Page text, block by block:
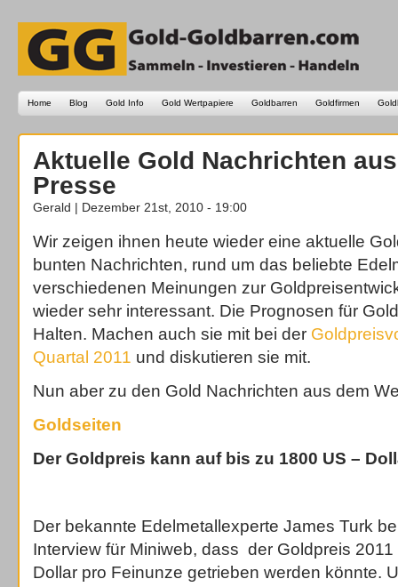
Home Blog Gold Info Gold Wertpapiere Goldbarren Goldfirmen
Aktuelle Gold Nachrichten
Presse
Gerald | Dezember 21st, 2010 - 19:00
Wir zeigen ihnen heute wieder eine aktuelle
bunten Nachrichten, rund um das beliebte
verschiedenen Meinungen zur
wieder sehr interessant. Die Prognosen für
Halten. Machen auch sie mit bei der
Quartal 2011 und diskutieren sie mit.
Nun aber zu den Gold Nachrichten aus dem
Goldseiten
Der Goldpreis kann auf bis zu 1800 US –
Der bekannte Edelmetallexperte James Turk
Interview für Miniweb, dass der Goldpreis
Dollar pro Feinunze getrieben werden könnte.